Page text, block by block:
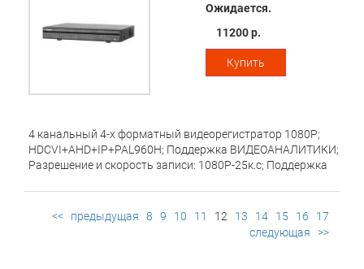
4 канальный 4-x форматный видеорегистратор 1080P;
HDCVI+AHD+IP+PAL960H; Поддержка ВИДЕОАНАЛИТИКИ;
Разрешение и скорость записи: 1080P-25к.с; Поддержка
Видеовыходы: 1 HDMI, 1 VGA; Сеть: 1 порт 100mb; USB 2.0 -
2 порта; Аудио вх. вых 1/1; RS485; Поддержка: iOS, Android;
Ожидается.
11200 р.
Купить
<< предыдущая 8 9 10 11 12 13 14 15 16
17
следующая
>>